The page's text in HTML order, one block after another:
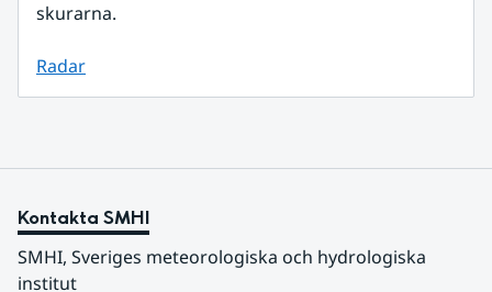
skurarna.
Radar
Kontakta SMHI
SMHI, Sveriges meteorologiska och hydrologiska
institut